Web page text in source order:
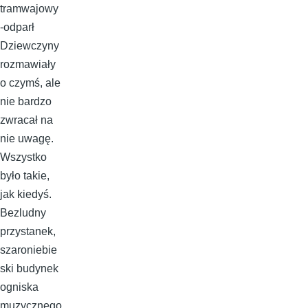
tramwajowy
-odparł
Dziewczyny
rozmawiały
o czymś, ale
nie bardzo
zwracał na
nie uwagę.
Wszystko
było takie,
jak kiedyś.
Bezludny
przystanek,
szaroniebie
ski budynek
ogniska